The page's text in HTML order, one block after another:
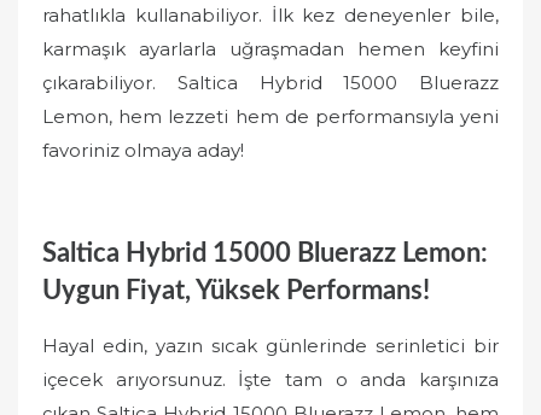
rahatlıkla kullanabiliyor. İlk kez deneyenler bile,
karmaşık ayarlarla uğraşmadan hemen keyfini
çıkarabiliyor. Saltica Hybrid 15000 Bluerazz
Lemon, hem lezzeti hem de performansıyla yeni
favoriniz olmaya aday!
Saltica Hybrid 15000 Bluerazz Lemon:
Uygun Fiyat, Yüksek Performans!
Hayal edin, yazın sıcak günlerinde serinletici bir
içecek arıyorsunuz. İşte tam o anda karşınıza